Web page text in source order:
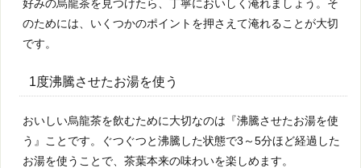
好みの烏龍茶を見つけたら、丁寧においしく淹れましょう。そ
のためには、いくつかのポイントを押さえて淹れることが大切
です。
1度沸騰させたお湯を使う
おいしい烏龍茶を飲むために大切なのは『沸騰させたお湯を使
う』ことです。ぐつぐつと沸騰した状態で3～5分ほど経過した
お湯を使うことで、茶葉本来の味わいを楽しめます。